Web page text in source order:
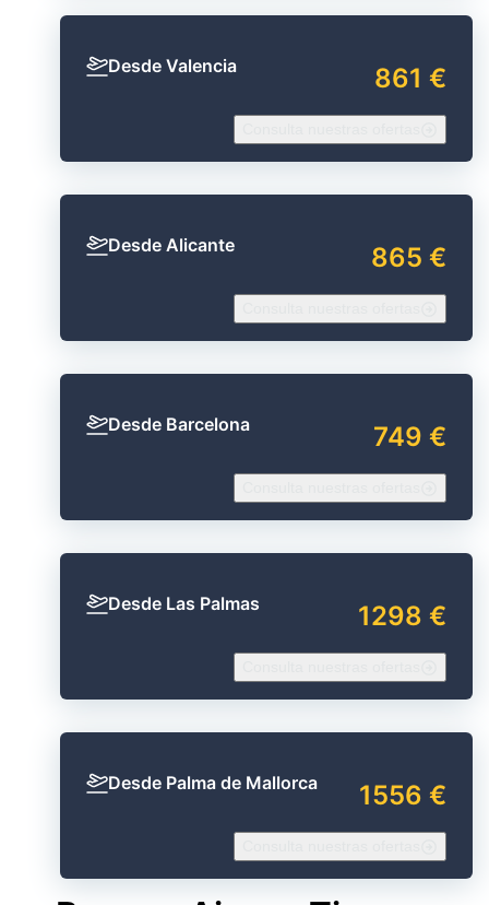
Desde Valencia 861 €
Desde Alicante 865 €
Desde Barcelona 749 €
Desde Las Palmas 1298 €
Desde Palma de Mallorca 1556 €